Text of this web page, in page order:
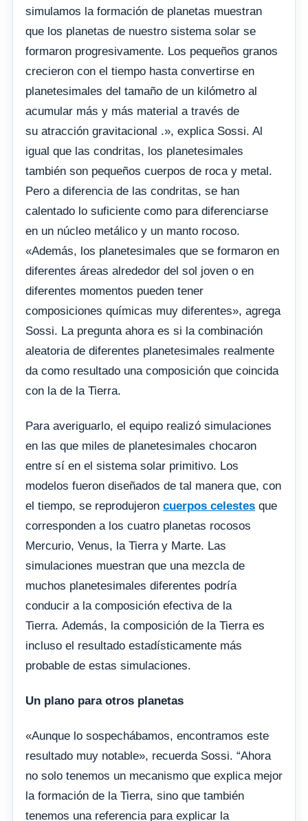
simulamos la formación de planetas muestran
que los planetas de nuestro sistema solar se
formaron progresivamente. Los pequeños granos
crecieron con el tiempo hasta convertirse en
planetesimales del tamaño de un kilómetro al
acumular más y más material a través de
su atracción gravitacional .», explica Sossi. Al
igual que las condritas, los planetesimales
también son pequeños cuerpos de roca y metal.
Pero a diferencia de las condritas, se han
calentado lo suficiente como para diferenciarse
en un núcleo metálico y un manto rocoso.
«Además, los planetesimales que se formaron en
diferentes áreas alrededor del sol joven o en
diferentes momentos pueden tener
composiciones químicas muy diferentes», agrega
Sossi. La pregunta ahora es si la combinación
aleatoria de diferentes planetesimales realmente
da como resultado una composición que coincida
con la de la Tierra.
Para averiguarlo, el equipo realizó simulaciones
en las que miles de planetesimales chocaron
entre sí en el sistema solar primitivo. Los
modelos fueron diseñados de tal manera que, con
el tiempo, se reprodujeron cuerpos celestes que
corresponden a los cuatro planetas rocosos
Mercurio, Venus, la Tierra y Marte. Las
simulaciones muestran que una mezcla de
muchos planetesimales diferentes podría
conducir a la composición efectiva de la
Tierra. Además, la composición de la Tierra es
incluso el resultado estadísticamente más
probable de estas simulaciones.
Un plano para otros planetas
«Aunque lo sospechábamos, encontramos este
resultado muy notable», recuerda Sossi. “Ahora
no solo tenemos un mecanismo que explica mejor
la formación de la Tierra, sino que también
tenemos una referencia para explicar la